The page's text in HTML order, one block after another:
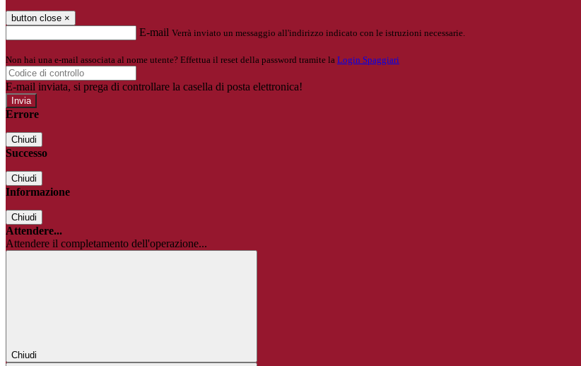
button close ×
E-mail Verrà inviato un messaggio all'indirizzo indicato con le istruzioni necessarie.
Non hai una e-mail associata al nome utente? Effettua il reset della password tramite la Login Spaggiari
E-mail inviata, si prega di controllare la casella di posta elettronica!
Errore
Chiudi
Successo
Chiudi
Informazione
Chiudi
Attendere...
Attendere il completamento dell'operazione...
Chiudi